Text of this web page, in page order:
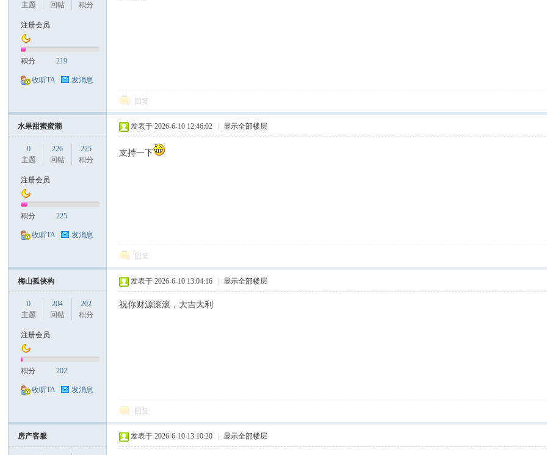
主题
回帖
积分
注册会员
积分 219
收听TA 发消息
回复
水果甜蜜蜜潮
0
主题
226
回帖
225
积分
注册会员
积分 225
收听TA 发消息
发表于 2026-6-10 12:46:02 显示全部楼层
支持一下
回复
梅山孤侠构
0
主题
204
回帖
202
积分
注册会员
积分 202
收听TA 发消息
发表于 2026-6-10 13:04:16 显示全部楼层
祝你财源滚滚，大吉大利
回复
房产客服 发表于 2026-6-10 13:10:20 显示全部楼层